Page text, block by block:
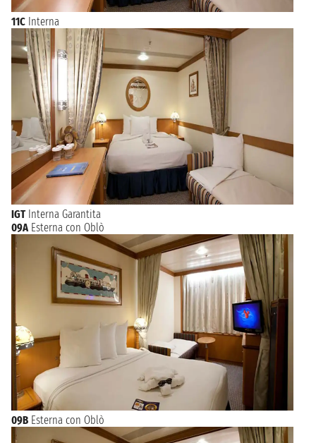
11C Interna
IGT Interna Garantita
09A Esterna con Oblò
09B Esterna con Oblò